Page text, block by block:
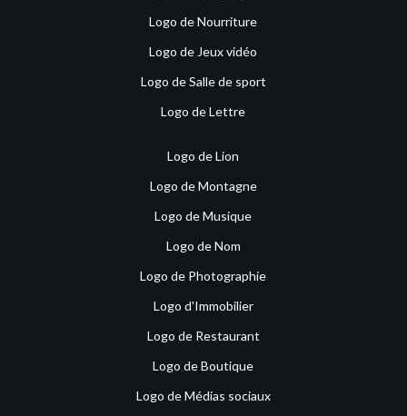
Logo de Nourriture
Logo de Jeux vidéo
Logo de Salle de sport
Logo de Lettre
Logo de Lion
Logo de Montagne
Logo de Musique
Logo de Nom
Logo de Photographie
Logo d'Immobilier
Logo de Restaurant
Logo de Boutique
Logo de Médias sociaux